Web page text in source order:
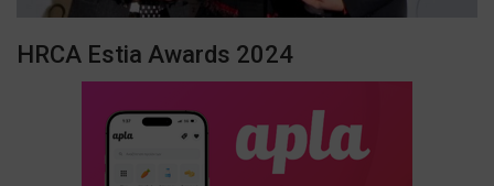
HRCA Estia Awards 2024